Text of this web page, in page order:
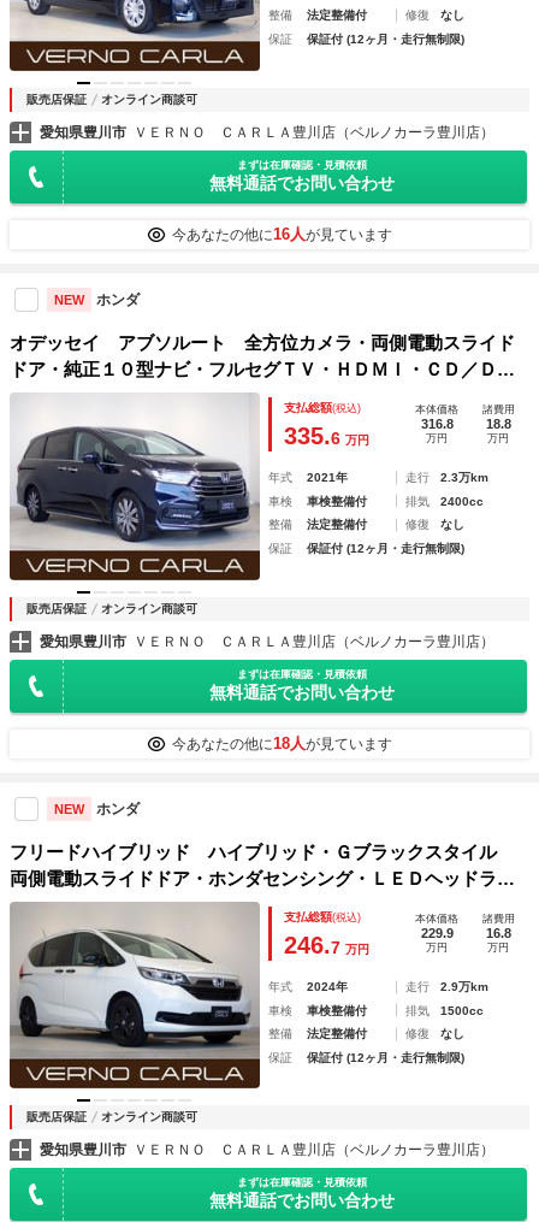
整備
法定整備付 修復
なし
保証
保証付 (12ヶ月・走行無制限)
販売店保証 オンライン商談可
愛知県豊川市 ＶＥＲＮＯ ＣＡＲＬＡ豊川店（ベルノカーラ豊川店）
まずは在庫確認・見積依頼
無料通話でお問い合わせ
今あなたの他に16人が見ています
NEW ホンダ
オデッセイ アブソルート 全方位カメラ・両側電動スライド
ドア・純正１０型ナビ・フルセグＴＶ・ＨＤＭＩ・ＣＤ／ＤＶ
Ｄ再生・ホンダセンシング・障害物センサー・パワーシート・
ＬＥＤ・スマートキー・純正ＡＷ・ＥＴＣ・ドラレコ
支払総額(税込)
335.6 万円
本体価格
316.8
万円
諸費用
18.8
万円
年式 2021年 走行
2.3万km
車検
車検整備付 排気
2400cc
整備
法定整備付 修復
なし
保証
保証付 (12ヶ月・走行無制限)
販売店保証 オンライン商談可
愛知県豊川市 ＶＥＲＮＯ ＣＡＲＬＡ豊川店（ベルノカーラ豊川店）
まずは在庫確認・見積依頼
無料通話でお問い合わせ
今あなたの他に18人が見ています
NEW ホンダ
フリードハイブリッド ハイブリッド・Ｇブラックスタイル
両側電動スライドドア・ホンダセンシング・ＬＥＤヘッドライ
ト・スマートキー・純正ＡＷ・ナビ・バックカメラ・ＣＤ再
生・Ｂｌｕｅｔｏｏｔｈ・ＥＴＣ・ドラレコ
支払総額(税込)
246.7 万円
本体価格
229.9
万円
諸費用
16.8
万円
年式 2024年 走行
2.9万km
車検
車検整備付 排気
1500cc
整備
法定整備付 修復
なし
保証
保証付 (12ヶ月・走行無制限)
販売店保証 オンライン商談可
愛知県豊川市 ＶＥＲＮＯ ＣＡＲＬＡ豊川店（ベルノカーラ豊川店）
まずは在庫確認・見積依頼
無料通話でお問い合わせ